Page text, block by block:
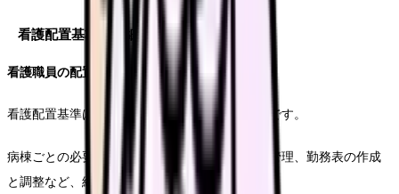
看護配置基準の詳細
看護職員の配置管理
看護配置基準は入院基本料算定の核となる要件です。
病棟ごとの必要看護職員数の算出、実配置数の管理、勤務表の作成
と調整など、細やかな管理が必要となります。